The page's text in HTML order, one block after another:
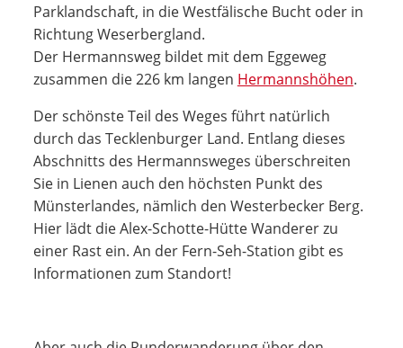
Parklandschaft, in die Westfälische Bucht oder in
Richtung Weserbergland.
Der Hermannsweg bildet mit dem Eggeweg
zusammen die 226 km langen Hermannshöhen.
Der schönste Teil des Weges führt natürlich
durch das Tecklenburger Land. Entlang dieses
Abschnitts des Hermannsweges überschreiten
Sie in Lienen auch den höchsten Punkt des
Münsterlandes, nämlich den Westerbecker Berg.
Hier lädt die Alex-Schotte-Hütte Wanderer zu
einer Rast ein. An der Fern-Seh-Station gibt es
Informationen zum Standort!